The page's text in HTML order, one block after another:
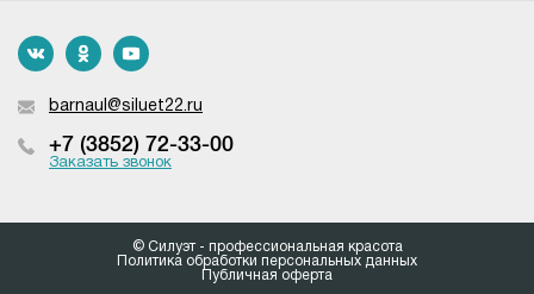
barnaul@siluet22.ru
+7 (3852) 72-33-00
Заказать звонок
© Силуэт - профессиональная красота
Политика обработки персональных данных
Публичная оферта